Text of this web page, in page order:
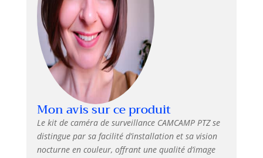
d'options de connexion. (REMARQUE
: toutes les caméras doivent être
branchées sur secteur en
permanence) 【NVR extensible 10
canaux + affichage de sortie HDMI】:
Le kit de surveillance par caméra
prend en charge l'extension de 10
canaux pour répondre à davantage
de besoins de surveillance. De plus,
vous pouvez facilement connecter le
NVR à un écran plus grand ou à une
Smart TV/PC via un port HDMI. Vous
Mon avis sur ce produit
Le kit de caméra de surveillance CAMCAMP PTZ se
distingue par sa facilité d’installation et sa vision
nocturne en couleur, offrant une qualité d’image